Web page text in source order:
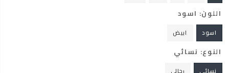
اللون: اسود
اسود ابيض
النوع: نسائي
نسائي رجالي